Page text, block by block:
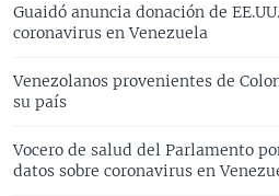
Guaidó anuncia donación de
coronavirus en Venezuela
Venezolanos provenientes de
su país
Vocero de salud del Parlamento
datos sobre coronavirus en